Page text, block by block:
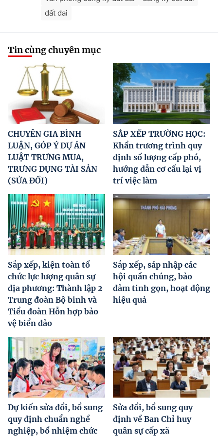
đất đai
Tin cùng chuyên mục
CHUYÊN GIA BÌNH
LUẬN, GÓP Ý DỰ ÁN
LUẬT TRƯNG MUA,
TRƯNG DỤNG TÀI SẢN
(SỬA ĐỔI)
SẮP XẾP TRƯỜNG HỌC:
Khẩn trương trình quy
định số lượng cấp phó,
hướng dẫn cơ cấu lại vị
trí việc làm
Sắp xếp, kiện toàn tổ
chức lực lượng quân sự
địa phương: Thành lập 2
Trung đoàn Bộ binh và
Tiểu đoàn Hỗn hợp bảo
vệ biển đảo
Sắp xếp, sáp nhập các
hội quần chúng, bảo
đảm tinh gọn, hoạt động
hiệu quả
Dự kiến sửa đổi, bổ sung
quy định chuẩn nghề
nghiệp, bổ nhiệm chức
Sửa đổi, bổ sung quy
định về Ban Chỉ huy
quân sự cấp xã